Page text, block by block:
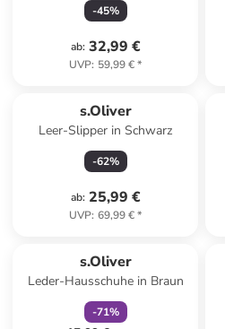
-45%
ab: 32,99 €
UVP: 59,99 €*
s.Oliver
Leer-Slipper in Schwarz
-62%
ab: 25,99 €
UVP: 69,99 €*
s.Oliver
Leder-Hausschuhe in Braun
-71%